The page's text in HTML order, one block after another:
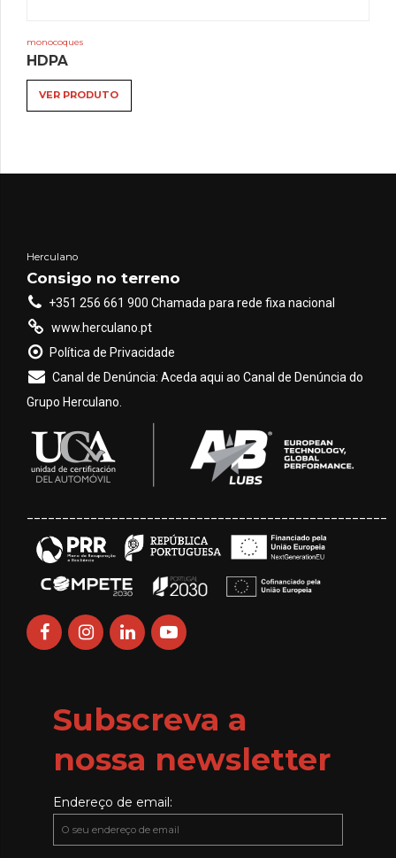
monocoques
HDPA
VER PRODUTO
Herculano
Consigo no terreno
+351 256 661 900 Chamada para rede fixa nacional
www.herculano.pt
Política de Privacidade
Canal de Denúncia: Aceda aqui ao Canal de Denúncia do
Grupo Herculano.
Subscreva a
nossa newsletter
Endereço de email: